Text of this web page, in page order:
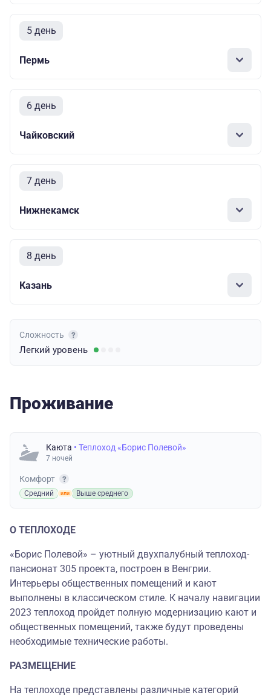
5 день
Пермь
6 день
Чайковский
7 день
Нижнекамск
8 день
Казань
Сложность
Легкий уровень
Проживание
Каюта • Теплоход «Борис Полевой»
7 ночей
Комфорт
Средний Выше среднего
О ТЕПЛОХОДЕ
«Борис Полевой» – уютный двухпалубный теплоход-
пансионат 305 проекта, построен в Венгрии.
Интерьеры общественных помещений и кают
выполнены в классическом стиле. К началу навигации
2023 теплоход пройдет полную модернизацию кают и
общественных помещений, также будут проведены
необходимые технические работы.
РАЗМЕЩЕНИЕ
На теплоходе представлены различные категорий